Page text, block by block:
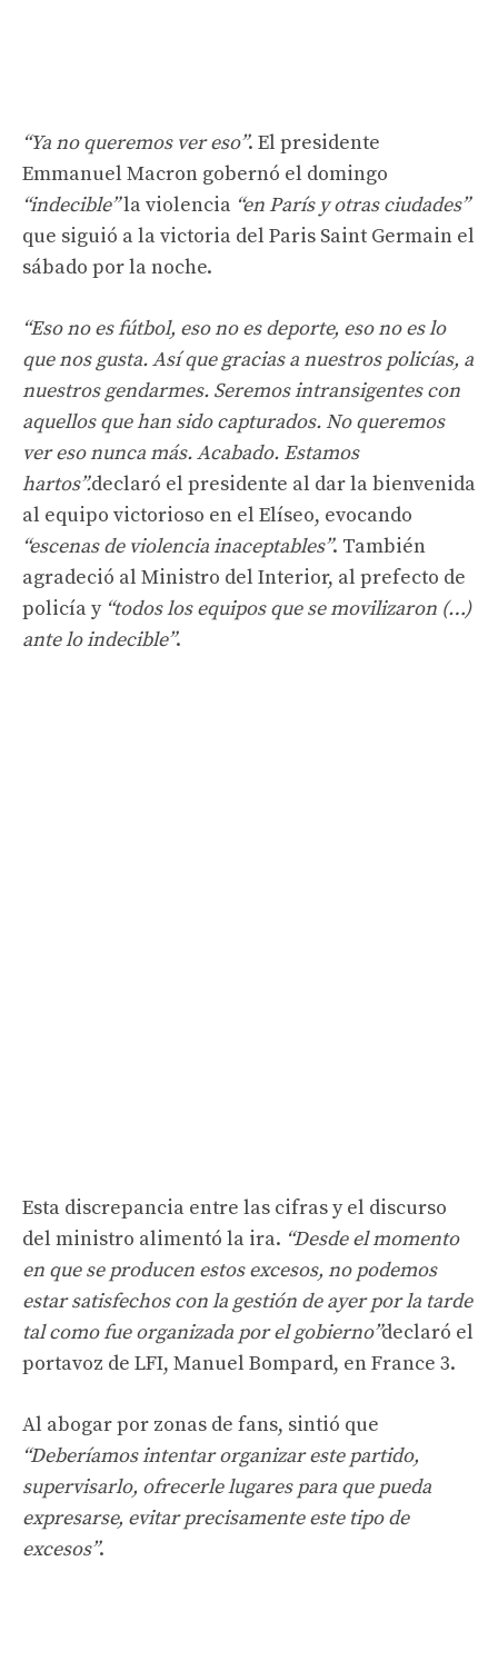
“Ya no queremos ver eso”. El presidente
Emmanuel Macron gobernó el domingo
“indecible”la violencia “en París y otras ciudades”
que siguió a la victoria del Paris Saint Germain el
sábado por la noche.
“Eso no es fútbol, ​​eso no es deporte, eso no es lo
que nos gusta. Así que gracias a nuestros policías, a
nuestros gendarmes. Seremos intransigentes con
aquellos que han sido capturados. No queremos
ver eso nunca más. Acabado. Estamos
hartos”.declaró el presidente al dar la bienvenida
al equipo victorioso en el Elíseo, evocando
“escenas de violencia inaceptables”. También
agradeció al Ministro del Interior, al prefecto de
policía y “todos los equipos que se movilizaron (…)
ante lo indecible”.
Esta discrepancia entre las cifras y el discurso
del ministro alimentó la ira. “Desde el momento
en que se producen estos excesos, no podemos
estar satisfechos con la gestión de ayer por la tarde
tal como fue organizada por el gobierno”declaró el
portavoz de LFI, Manuel Bompard, en France 3.
Al abogar por zonas de fans, sintió que
“Deberíamos intentar organizar este partido,
supervisarlo, ofrecerle lugares para que pueda
expresarse, evitar precisamente este tipo de
excesos”.